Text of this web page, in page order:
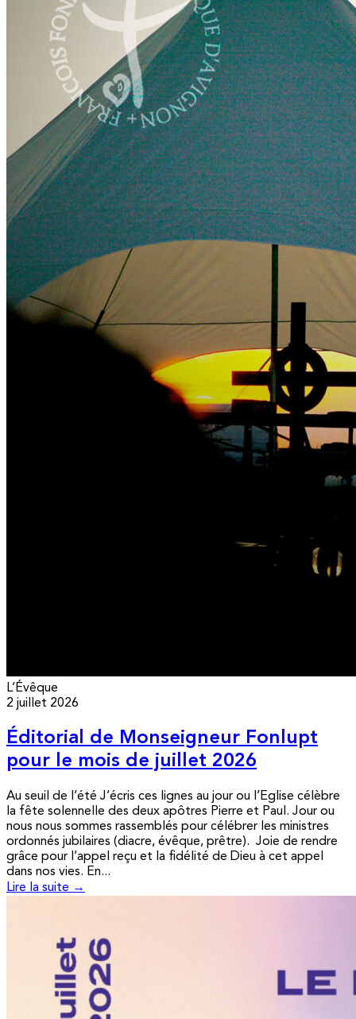
L’Évêque
2 juillet 2026
Éditorial de Monseigneur Fonlupt
pour le mois de juillet 2026
Au seuil de l’été J’écris ces lignes au jour ou l’Eglise célèbre
la fête solennelle des deux apôtres Pierre et Paul. Jour ou
nous nous sommes rassemblés pour célébrer les ministres
ordonnés jubilaires (diacre, évêque, prêtre). Joie de rendre
grâce pour l’appel reçu et la fidélité de Dieu à cet appel
dans nos vies. En...
Lire la suite →